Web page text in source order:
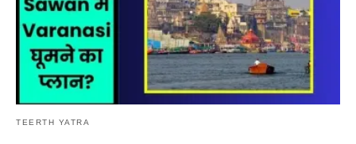
TEERTH YATRA